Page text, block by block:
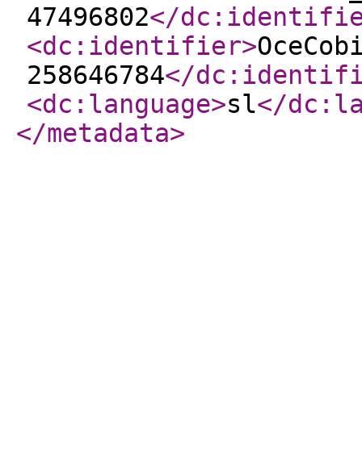
47496802</
<dc:identifier>
258646784</
<dc:language>sl</
</metadata>